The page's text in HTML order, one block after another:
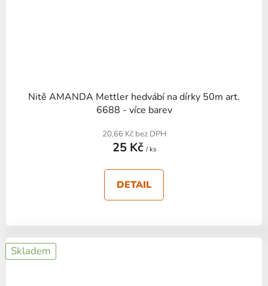
Nitě AMANDA Mettler hedvábí na dírky 50m art.
6688 - více barev
20,66 Kč bez DPH
25 Kč / ks
DETAIL
Skladem